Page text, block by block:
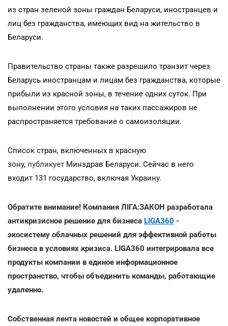
из стран зеленой зоны граждан Беларуси, иностранцев и
лиц без гражданства, имеющих вид на жительство в
Беларуси.
Правительство страны также разрешило транзит через
Беларусь иностранцам и лицам без гражданства, которые
прибыли из красной зоны, в течение одних суток. При
выполнении этого условия на таких пассажиров не
распространяется требование о самоизоляции.
Список стран, включенных в красную
зону, публикует Минздрав Беларуси. Сейчас в него
входит 131 государство, включая Украину.
Обратите внимание! Компания ЛІГА:ЗАКОН разработала
антикризисное решение для бизнеса LIGA360 -
экосистему облачных решений для эффективной работы
бизнеса в условиях кризиса. LIGA360 интегрировала все
продукты компании в единое информационное
пространство, чтобы объединить команды, работающие
удаленно.
Собственная лента новостей и общее корпоративное